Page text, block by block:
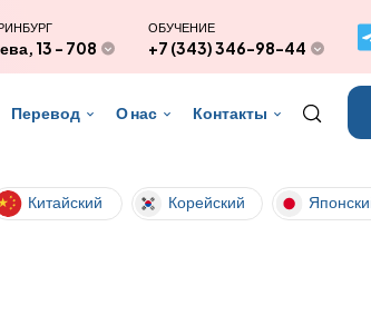
13 - 708
ОБУЧЕНИЕ
+7 (343) 346-98-44
Перевод О нас Контакты
Китайский Корейский